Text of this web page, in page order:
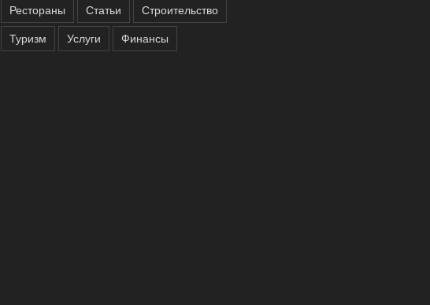
Рестораны
Статьи
Строительство
Туризм
Услуги Финансы